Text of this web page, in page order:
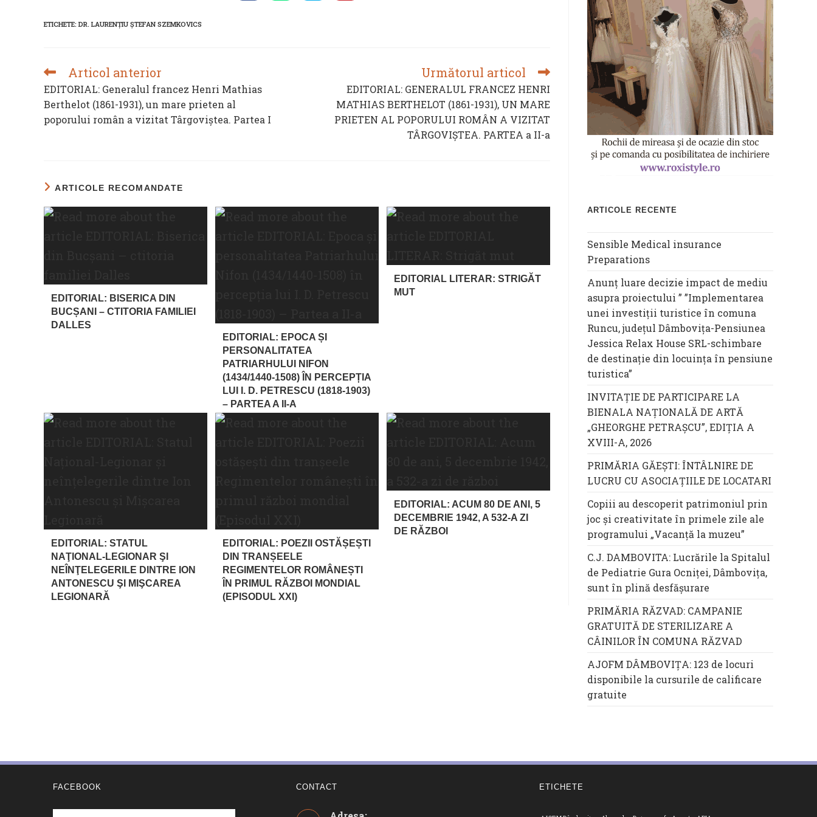
ETICHETE:DR. LAURENȚIU ȘTEFAN SZEMKOVICS
READ
ARTICLES
Articol anterior
EDITORIAL: Generalul francez Henri Mathias
Berthelot (1861-1931), un mare prieten al
poporului român a vizitat Târgoviștea. Partea I
Următorul articol
EDITORIAL: GENERALUL FRANCEZ HENRI
MATHIAS BERTHELOT (1861-1931), UN MARE
PRIETEN AL POPORULUI ROMÂN A VIZITAT
TÂRGOVIȘTEA. PARTEA a II-a
ARTICOLE RECOMANDATE
EDITORIAL: BISERICA DIN
BUCȘANI – CTITORIA FAMILIEI
DALLES
EDITORIAL: EPOCA ȘI
PERSONALITATEA
PATRIARHULUI NIFON
(1434/1440-1508) ÎN PERCEPȚIA
LUI I. D. PETRESCU (1818-1903)
– PARTEA A II-A
EDITORIAL LITERAR: STRIGĂT
MUT
EDITORIAL: STATUL
NAŢIONAL-LEGIONAR ŞI
NEÎNŢELEGERILE DINTRE ION
ANTONESCU ŞI MIŞCAREA
LEGIONARĂ
EDITORIAL: POEZII OSTĂȘEȘTI
DIN TRANȘEELE
REGIMENTELOR ROMÂNEȘTI
ÎN PRIMUL RĂZBOI MONDIAL
(EPISODUL XXI)
EDITORIAL: ACUM 80 DE ANI, 5
DECEMBRIE 1942, A 532-A ZI
DE RĂZBOI
ARTICOLE RECENTE
Sensible Medical insurance
Preparations
Anunț luare decizie impact de mediu
asupra proiectului ” ”Implementarea
unei investiții turistice în comuna
Runcu, județul Dâmbovița-Pensiunea
Jessica Relax House SRL-schimbare
de destinație din locuința în pensiune
turistica”
INVITAȚIE DE PARTICIPARE LA
BIENALA NAȚIONALĂ DE ARTĂ
„GHEORGHE PETRAȘCU”, EDIŢIA A
XVIII-A, 2026
PRIMĂRIA GĂEȘTI: ÎNTÂLNIRE DE
LUCRU CU ASOCIAȚIILE DE LOCATARI
Copiii au descoperit patrimoniul prin
joc și creativitate în primele zile ale
programului „Vacanță la muzeu”
C.J. DAMBOVITA: Lucrările la Spitalul
de Pediatrie Gura Ocniței, Dâmbovița,
sunt în plină desfășurare
PRIMĂRIA RĂZVAD: CAMPANIE
GRATUITĂ DE STERILIZARE A
CÂINILOR ÎN COMUNA RĂZVAD
AJOFM DÂMBOVIȚA: 123 de locuri
disponibile la cursurile de calificare
gratuite
FACEBOOK CONTACT ETICHETE